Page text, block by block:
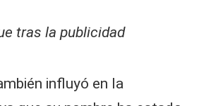
tras la publicidad
influyó en la